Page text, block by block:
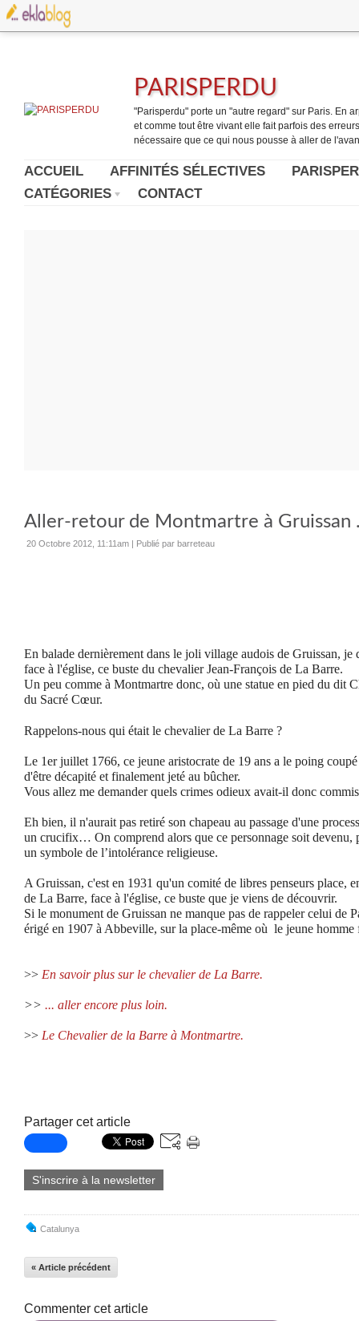
PARISPERDU
"Parisperdu" porte un "autre regard" sur Paris. En
et comme tout être vivant elle fait parfois des
nécessaire que ce qui nous pousse à aller de
ACCUEIL AFFINITÉS SÉLECTIVES
CATÉGORIES
CONTACT
Aller-retour de Montmartre à Gruissan
20 Octobre 2012, 11:11am | Publié par barreteau
En balade dernièrement dans le joli village audois de Gruissan, je
face à l'église, ce buste du chevalier Jean-François de La Barre.
Un peu comme à Montmartre donc, où une statue en pied du dit
du Sacré Cœur.
Rappelons-nous qui était le chevalier de La Barre ?
Le 1er juillet 1766, ce jeune aristocrate de 19 ans a le poing
d'être décapité et finalement jeté au bûcher.
Vous allez me demander quels crimes odieux avait-il donc
Eh bien, il n'aurait pas retiré son chapeau au passage d'une
un crucifix… On comprend alors que ce personnage soit devenu,
un symbole de l’intolérance religieuse.
A Gruissan, c'est en 1931 qu'un comité de libres penseurs place,
de La Barre, face à l'église, ce buste que je viens de découvrir.
Si le monument de Gruissan ne manque pas de rappeler celui de
érigé en 1907 à Abbeville, sur la place-même où le jeune homme
>> En savoir plus sur le chevalier de La Barre.
>> ... aller encore plus loin.
>> Le Chevalier de la Barre à Montmartre.
Partager cet article
S'inscrire à la newsletter
Catalunya
« Article précédent
Commenter cet article